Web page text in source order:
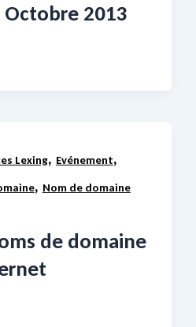
2013
Lexing, Evénement,
, Nom de domaine
de domaine